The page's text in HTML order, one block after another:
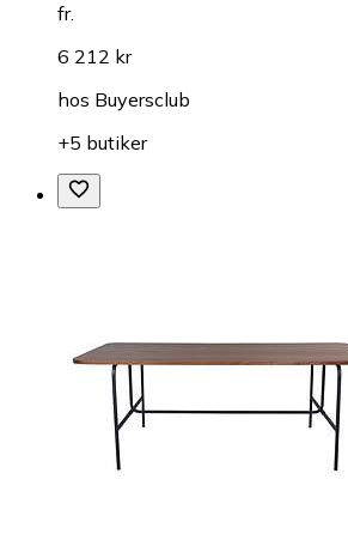
fr.
6 212 kr
hos Buyersclub
+5 butiker